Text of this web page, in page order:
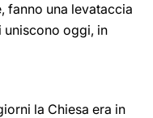
fanno una levataccia
uniscono oggi, in
la Chiesa era in